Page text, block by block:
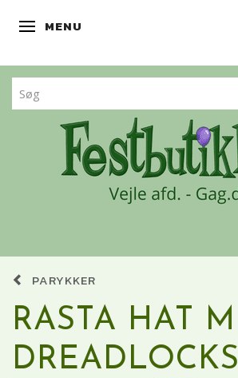
SKIFTE NAVIGATION
MENU
PARYKKER
RASTA HAT M
DREADLOCKS